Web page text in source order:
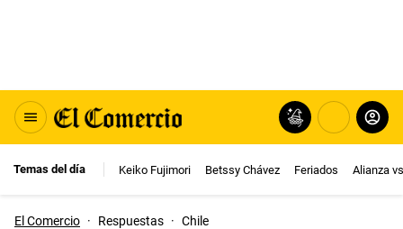
Temas del día Keiko Fujimori Betssy Chávez Feriados Alianza
El Comercio · Respuestas · Chile